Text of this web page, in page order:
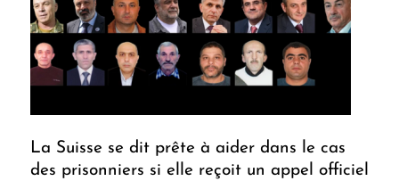
La Suisse se dit prête à aider dans le cas
des prisonniers si elle reçoit un appel officiel